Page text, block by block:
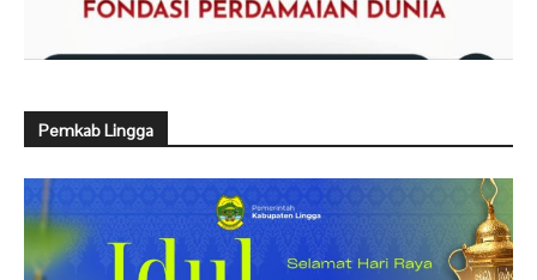
Pemkab Lingga